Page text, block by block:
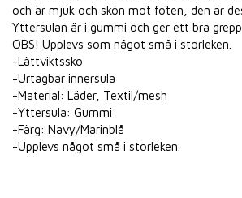
och är mjuk och skön mot foten, den är
Yttersulan är i gummi och ger ett bra
OBS! Upplevs som något små i storleken.
-Lättviktssko
-Urtagbar innersula
-Material: Läder, Textil/mesh
-Yttersula: Gummi
-Färg: Navy/Marinblå
-Upplevs något små i storleken.